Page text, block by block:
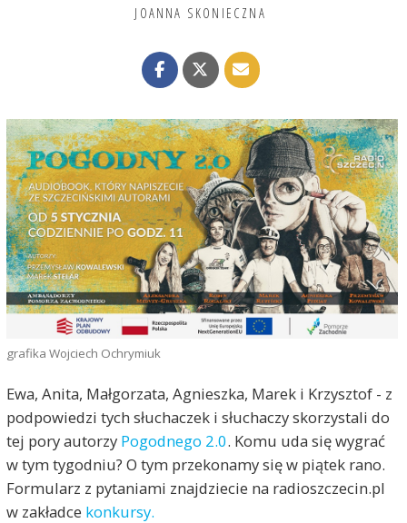
JOANNA SKONIECZNA
grafika Wojciech Ochrymiuk
Ewa, Anita, Małgorzata, Agnieszka, Marek i Krzysztof - z
podpowiedzi tych słuchaczek i słuchaczy skorzystali do
tej pory autorzy Pogodnego 2.0. Komu uda się wygrać
w tym tygodniu? O tym przekonamy się w piątek rano.
Formularz z pytaniami znajdziecie na radioszczecin.pl
w zakładce konkursy.